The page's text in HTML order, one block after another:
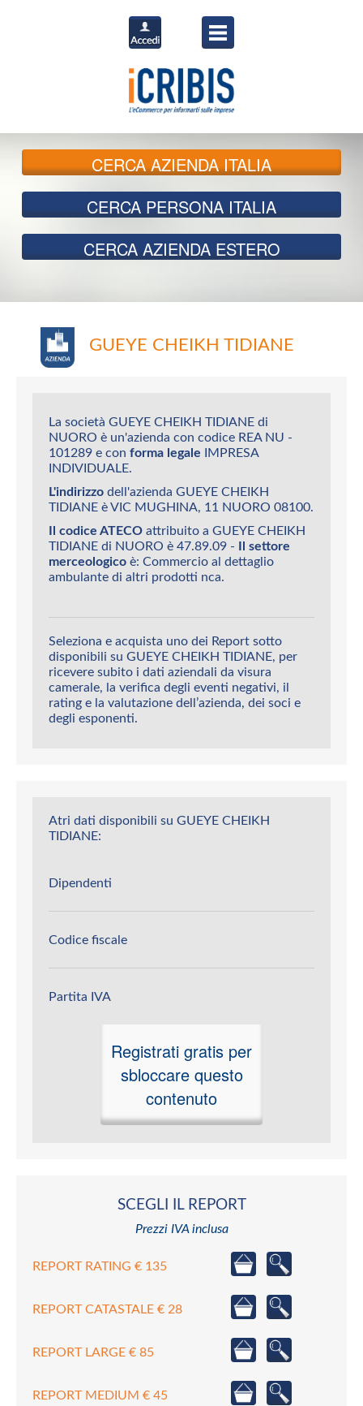
CERCAAZIENDA ITALIA
CERCA PERSONA ITALIA
CERCA AZIENDA ESTERO
GUEYE CHEIKH TIDIANE
La società GUEYE CHEIKH TIDIANE di
NUORO è un'azienda con codice REA NU -
101289 e con forma legale IMPRESA
INDIVIDUALE.
L'indirizzo dell'azienda GUEYE CHEIKH
TIDIANE è VIC MUGHINA, 11 NUORO 08100.
Il codice ATECO attribuito a GUEYE CHEIKH
TIDIANE di NUORO è 47.89.09 - Il settore
merceologico è: Commercio al dettaglio
ambulante di altri prodotti nca.
Seleziona e acquista uno dei Report sotto
disponibili su GUEYE CHEIKH TIDIANE, per
ricevere subito i dati aziendali da visura
camerale, la verifica degli eventi negativi, il
rating e la valutazione dell’azienda, dei soci e
degli esponenti.
Atri dati disponibili su GUEYE CHEIKH
TIDIANE:
Dipendenti
Codice fiscale
Partita IVA
Registrati gratis per
sbloccare questo
contenuto
SCEGLI IL REPORT
Prezzi IVA inclusa
REPORT RATING € 135
REPORT CATASTALE € 28
REPORT LARGE € 85
REPORT MEDIUM € 45